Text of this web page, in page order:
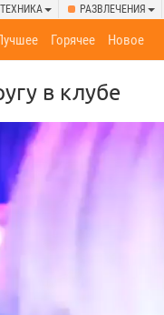
РАЗВЛЕЧЕНИЯ
Горячее Новое
в клубе